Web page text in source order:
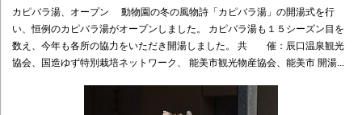
カピバラ湯、オープン 動物園の冬の風物詩「カピバラ湯」の開湯式を行
い、恒例のカピバラ湯がオープンしました。 カピバラ湯も１５シーズン目を
数え、今年も各所の協力をいただき開湯しました。 共 催：辰口温泉観光
協会、国造ゆず特別栽培ネットワーク、 能美市観光物産協会、能美市 開湯...